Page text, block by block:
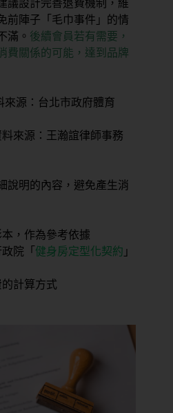
議設計完善退費機制，維
前陣子「毛巾事件」的情
滿。 後續會員若有需要，
費關係的可能，達到品牌
來源：台北市政府體育
料來源：王瀚誼律師事務
說明的內容，避免產生消
，作為參考依據
院「 健身房定型化契約 」
計算方式